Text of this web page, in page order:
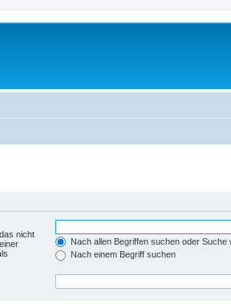
nicht
Nach allen Begriffen suchen oder Suche
Nach einem Begriff suchen